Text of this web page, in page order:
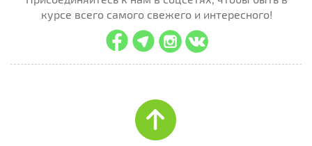
курсе всего самого свежего и интересного!